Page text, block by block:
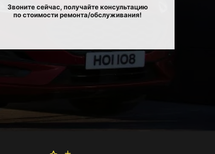
Звоните сейчас, получайте консультацию
по стоимости ремонта/обслуживания!